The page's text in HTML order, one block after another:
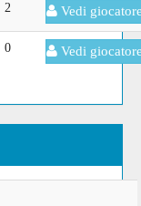
2 Vedi
0 Vedi